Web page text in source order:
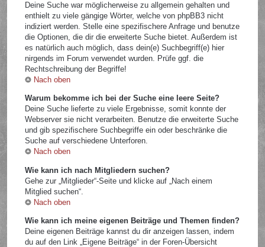
Deine Suche war möglicherweise zu allgemein gehalten und
enthielt zu viele gängige Wörter, welche von phpBB3 nicht
indiziert werden. Stelle eine spezifischere Anfrage und benutze
die Optionen, die dir die erweiterte Suche bietet. Außerdem ist
es natürlich auch möglich, dass dein(e) Suchbegriff(e) hier
nirgends im Forum verwendet wurden. Prüfe ggf. die
Rechtschreibung der Begriffe!
Nach oben
Warum bekomme ich bei der Suche eine leere Seite?
Deine Suche lieferte zu viele Ergebnisse, somit konnte der
Webserver sie nicht verarbeiten. Benutze die erweiterte Suche
und gib spezifischere Suchbegriffe ein oder beschränke die
Suche auf verschiedene Unterforen.
Nach oben
Wie kann ich nach Mitgliedern suchen?
Gehe zur „Mitglieder“-Seite und klicke auf „Nach einem
Mitglied suchen“.
Nach oben
Wie kann ich meine eigenen Beiträge und Themen finden?
Deine eigenen Beiträge kannst du dir anzeigen lassen, indem
du auf den Link „Eigene Beiträge“ in der Foren-Übersicht